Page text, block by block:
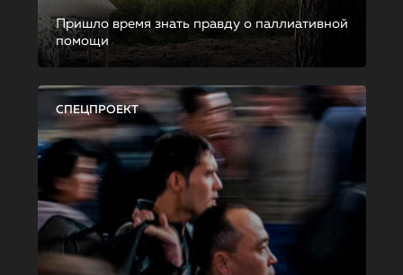
Пришло время знать правду о паллиативной
помощи
СПЕЦПРОЕКТ